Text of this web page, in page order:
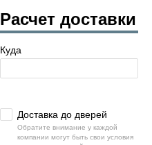
Расчет доставки
Куда
Доставка до дверей
Обратите внимание у каждой
компании могут быть свои условия